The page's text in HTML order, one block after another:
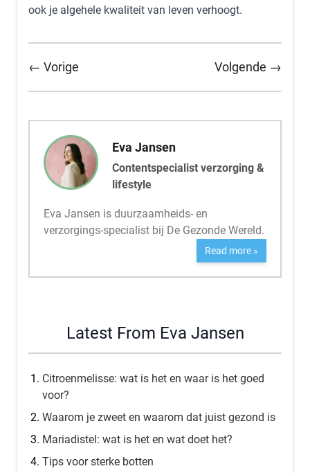
ook je algehele kwaliteit van leven verhoogt.
← Vorige Volgende →
Eva Jansen
Contentspecialist verzorging &
lifestyle
Eva Jansen is duurzaamheids- en
verzorgings-specialist bij De Gezonde Wereld.
Read more »
Latest From Eva Jansen
Citroenmelisse: wat is het en waar is het goed
voor?
Waarom je zweet en waarom dat juist gezond is
Mariadistel: wat is het en wat doet het?
Tips voor sterke botten